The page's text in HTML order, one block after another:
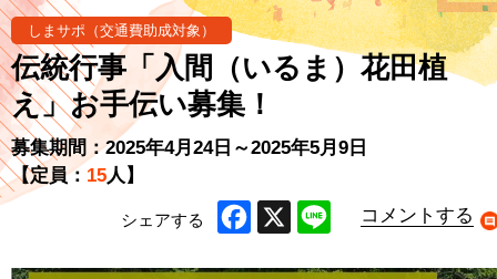
しまサポ（交通費助成対象）
伝統行事「入間（いるま）花田植
え」お手伝い募集！
募集期間：2025年4月24日～2025年5月9日
【定員： 15人】
シェアする
コメントする